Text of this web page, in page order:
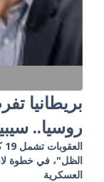
بريطانيا
روسيا..
الظل"، في خطوة
العسكرية